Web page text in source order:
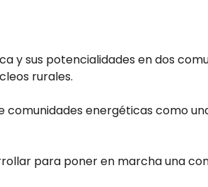
y sus potencialidades en dos
rurales.
comunidades energéticas como
para poner en marcha una